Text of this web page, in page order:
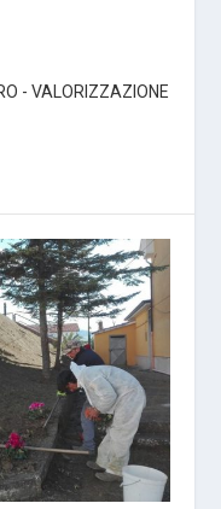
- VALORIZZAZIONE